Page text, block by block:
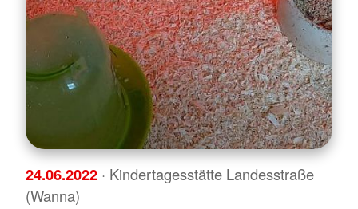
24.06.2022 · Kindertagesstätte Landesstraße
(Wanna)